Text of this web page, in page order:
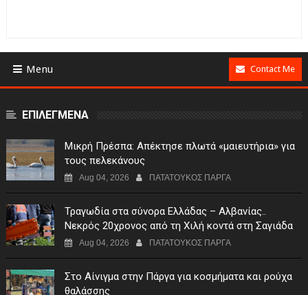
Menu Contact Me
ΕΠΙΛΕΓΜΕΝΑ
Μικρή Πρέσπα: Απέκτησε πλωτά «μαιευτήρια» για
τους πελεκάνους
Aug 04, 2026 ΠΑΤΑΤΟΥΚΟΣ ΠΑΡΓΑ
Τραγωδία στα σύνορα Ελλάδας – Αλβανίας..
Νεκρός 20χρονος από τη Χιλή κοντά στη Σαγιάδα
Aug 04, 2026 ΠΑΤΑΤΟΥΚΟΣ ΠΑΡΓΑ
Στο Αίνιγμα στην Πάργα για κοσμήματα και ρούχα
θαλάσσης